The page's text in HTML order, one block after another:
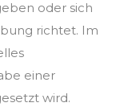
oder sich
richtet. Im
einer
wird.